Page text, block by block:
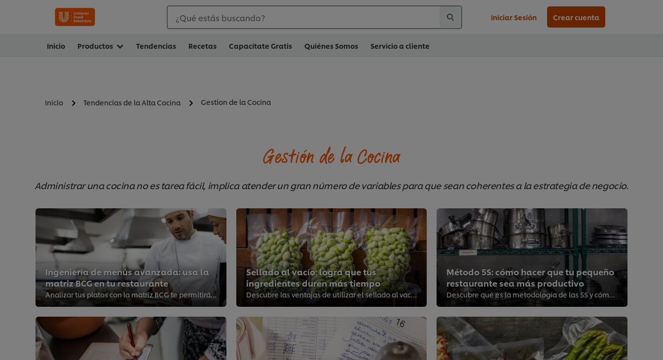
¿Qué estás buscando? Iniciar Sesión Crear cuenta
Inicio Productos Tendencias Recetas Capacítate Gratis Quiénes Somos Servicio a cliente
Inicio Tendencias de la Alta Cocina Gestion de la Cocina
Gestión de la Cocina
Administrar una cocina no es tarea fácil, implica atender un gran número de variables para que sean coherentes a la estrategia de negocio.
Ingeniería de menús avanzada: usa la
matriz BCG en tu restaurante
Analizar tus platos con la matriz BCG te permitirá optimizar tu propuesta gastronómica y mejorar la rentabilidad del negocio. ¡...
Sellado al vacío: logra que tus
ingredientes duren más tiempo
Descubre las ventajas de utilizar el sellado al vacío en la cocina de tu restaurante, y entiende los cuidados que debes tener p...
Método 5S: cómo hacer que tu pequeño
restaurante sea más productivo
Descubre qué es la metodología de las 5S y cómo puede ayudar a tu negocio gastronómico